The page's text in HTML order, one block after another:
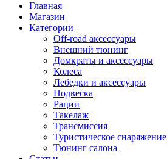
Главная
Магазин
Категории
Off-road аксессуары
Внешний тюнинг
Домкраты и аксессуары
Колеса
Лебедки и аксессуары
Подвеска
Рации
Такелаж
Трансмиссия
Туристическое снаряжение
Тюнинг салона